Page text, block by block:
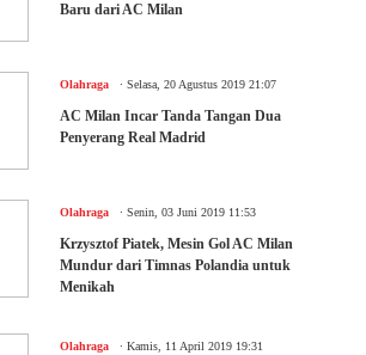
Baru dari AC Milan
Olahraga Selasa, 20 Agustus 2019 21:07
AC Milan Incar Tanda Tangan Dua
Penyerang Real Madrid
Olahraga Senin, 03 Juni 2019 11:53
Krzysztof Piatek, Mesin Gol AC Milan
Mundur dari Timnas Polandia untuk
Menikah
Olahraga Kamis, 11 April 2019 19:31